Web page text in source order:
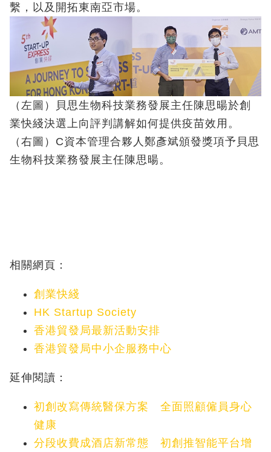
繫，以及開拓東南亞市場。
（左圖）貝思生物科技業務發展主任陳思暘於創
業快綫決選上向評判講解如何提供疫苗效用。
（右圖）C資本管理合夥人鄭彥斌頒發獎項予貝思
生物科技業務發展主任陳思暘。
相關網頁：
創業快綫
HK Startup Society
香港貿發局最新活動安排
香港貿發局中小企服務中心
延伸閱讀：
初創改寫傳統醫保方案 全面照顧僱員身心
健康
分段收費成酒店新常態 初創推智能平台增